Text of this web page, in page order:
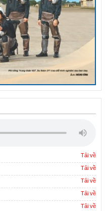
Tải về
Tải về
Tải về
Tải về
Tải về